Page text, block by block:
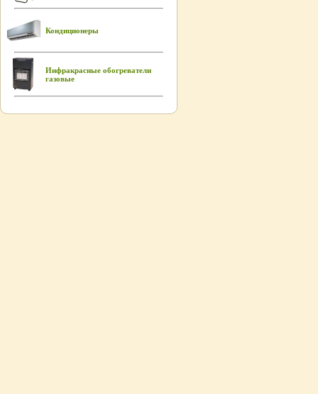
Кондиционеры
Инфракрасные обогреватели
газовые